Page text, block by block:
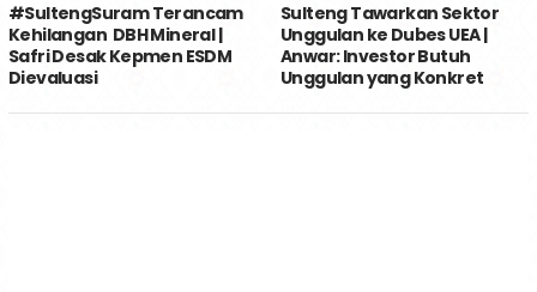
#SultengSuram Terancam
Kehilangan DBH Mineral |
Safri Desak Kepmen ESDM
Dievaluasi
Sulteng Tawarkan Sektor
Unggulan ke Dubes UEA |
Anwar: Investor Butuh
Unggulan yang Konkret